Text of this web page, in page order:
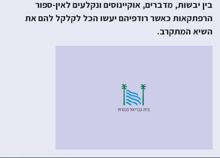
בין יבשות, מדברים, אוקיינוסים ונקלעים לאין-ספור
הרפתקאות כאשר רודפיהם יעשו הכל לקלקל להם את
השיא המתקרב.